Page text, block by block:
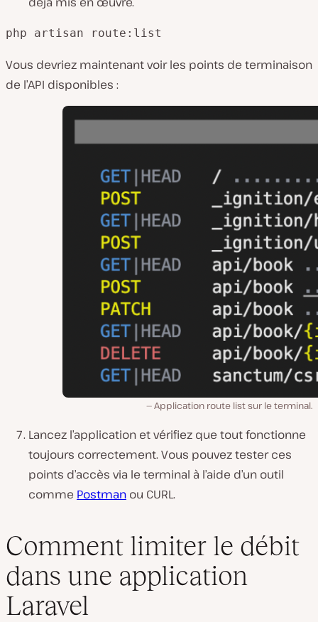
php artisan route:list
Vous devriez maintenant voir les points de terminaison
de l’API disponibles :
Application route list sur le terminal.
Lancez l’application et vérifiez que tout fonctionne
toujours correctement. Vous pouvez tester ces
points d’accès via le terminal à l’aide d’un outil
comme Postman ou CURL.
Comment limiter le débit
dans une application
Laravel